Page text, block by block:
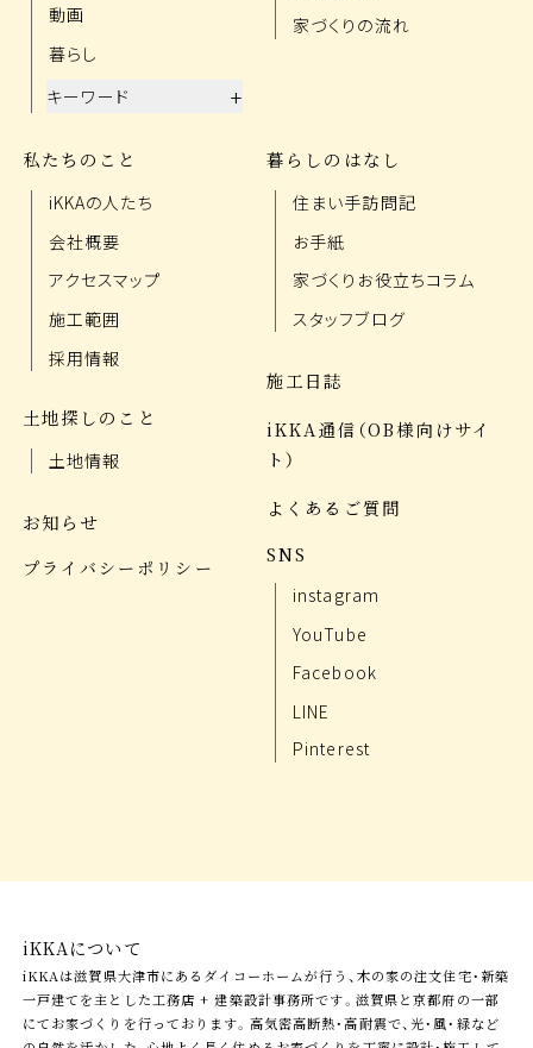
動画
暮らし
キーワード
+
家づくりの流れ
私たちのこと
iKKAの人たち
会社概要
アクセスマップ
施工範囲
採用情報
土地探しのこと
土地情報
お知らせ
プライバシーポリシー
暮らしのはなし
住まい手訪問記
お手紙
家づくりお役立ちコラム
スタッフブログ
施工日誌
iKKA通信（OB様向けサイ
ト）
よくあるご質問
SNS
instagram
YouTube
Facebook
LINE
Pinterest
iKKAについて
iKKAは滋賀県大津市にあるダイコーホームが行う、木の家の注文住宅・新築
一戸建てを主とした工務店 + 建築設計事務所です。滋賀県と京都府の一部
にてお家づくりを行っております。高気密高断熱・高耐震で、光・風・緑など